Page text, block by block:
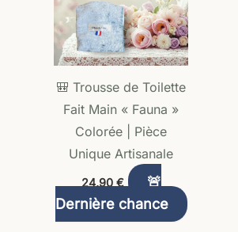
🎒 Trousse de Toilette
Fait Main « Fauna »
Colorée | Pièce
Unique Artisanale
24,90 €
🚨
Dernière chance